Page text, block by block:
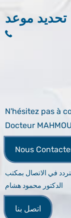
تحديد موعد
N'hésitez pas à
Docteur
Nous
في الاتصال بمكتب
الدكتور محمود هشام
اتصل بنا